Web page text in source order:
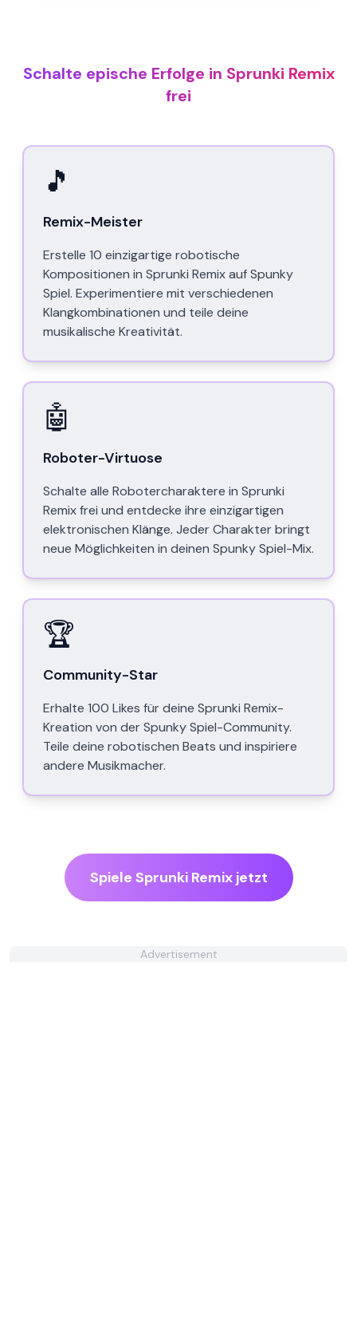
Schalte epische Erfolge in Sprunki Remix
frei
🎵
Remix-Meister
Erstelle 10 einzigartige robotische
Kompositionen in Sprunki Remix auf Spunky
Spiel. Experimentiere mit verschiedenen
Klangkombinationen und teile deine
musikalische Kreativität.
🤖
Roboter-Virtuose
Schalte alle Robotercharaktere in Sprunki
Remix frei und entdecke ihre einzigartigen
elektronischen Klänge. Jeder Charakter bringt
neue Möglichkeiten in deinen Spunky Spiel-Mix.
🏆
Community-Star
Erhalte 100 Likes für deine Sprunki Remix-
Kreation von der Spunky Spiel-Community.
Teile deine robotischen Beats und inspiriere
andere Musikmacher.
Spiele Sprunki Remix jetzt
Advertisement